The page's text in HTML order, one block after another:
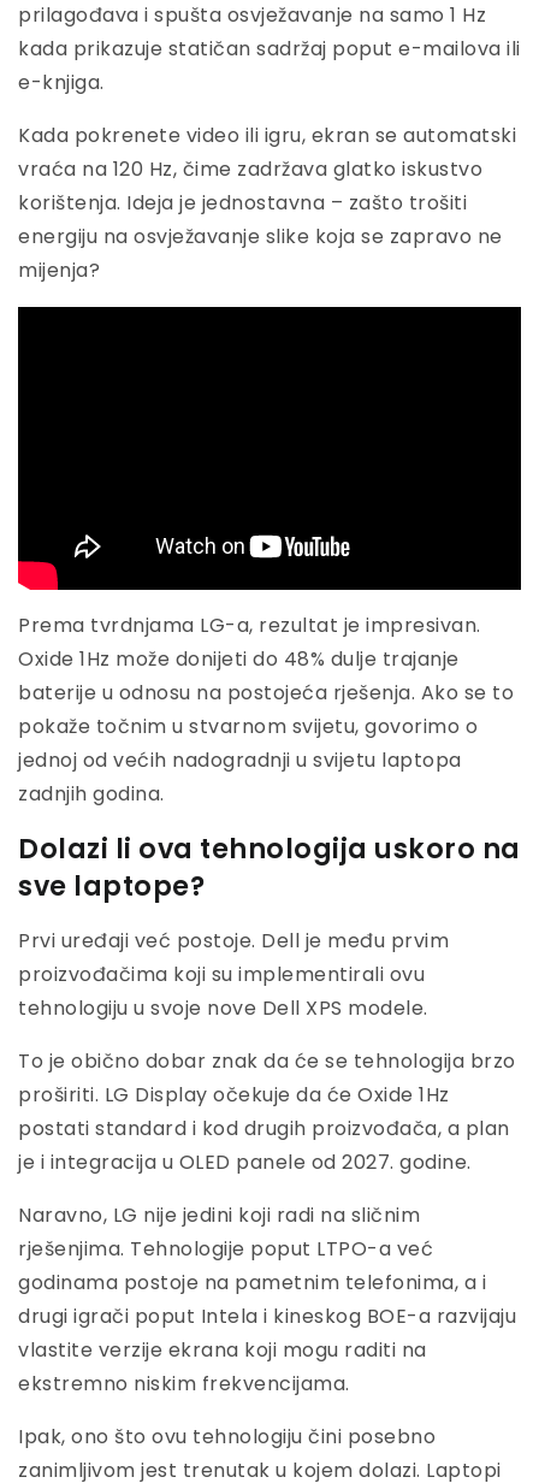
prilagođava i spušta osvježavanje na samo 1 Hz
kada prikazuje statičan sadržaj poput e-mailova ili
e-knjiga.
Kada pokrenete video ili igru, ekran se automatski
vraća na 120 Hz, čime zadržava glatko iskustvo
korištenja. Ideja je jednostavna – zašto trošiti
energiju na osvježavanje slike koja se zapravo ne
mijenja?
Prema tvrdnjama LG-a, rezultat je impresivan.
Oxide 1Hz može donijeti do 48% dulje trajanje
baterije u odnosu na postojeća rješenja. Ako se to
pokaže točnim u stvarnom svijetu, govorimo o
jednoj od većih nadogradnji u svijetu laptopa
zadnjih godina.
Dolazi li ova tehnologija uskoro na
sve laptope?
Prvi uređaji već postoje. Dell je među prvim
proizvođačima koji su implementirali ovu
tehnologiju u svoje nove Dell XPS modele.
To je obično dobar znak da će se tehnologija brzo
proširiti. LG Display očekuje da će Oxide 1Hz
postati standard i kod drugih proizvođača, a plan
je i integracija u OLED panele od 2027. godine.
Naravno, LG nije jedini koji radi na sličnim
rješenjima. Tehnologije poput LTPO-a već
godinama postoje na pametnim telefonima, a i
drugi igrači poput Intela i kineskog BOE-a razvijaju
vlastite verzije ekrana koji mogu raditi na
ekstremno niskim frekvencijama.
Ipak, ono što ovu tehnologiju čini posebno
zanimljivom jest trenutak u kojem dolazi. Laptopi